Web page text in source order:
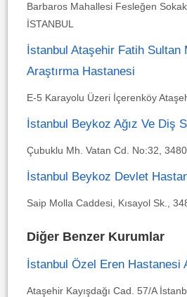
Barbaros Mahallesi Fesleğen
İSTANBUL
İstanbul Ataşehir Fatih Sultan
Araştırma Hastanesi
E-5 Karayolu Üzeri İçerenköy
İstanbul Beykoz Ağız Ve Diş
Çubuklu Mh. Vatan Cd. No:32,
İstanbul Beykoz Devlet
Saip Molla Caddesi, Kısayol Sk.,
Diğer Benzer Kurumlar
İstanbul Özel Eren Hastanesi
Ataşehir Kayışdağı Cad. 57/A